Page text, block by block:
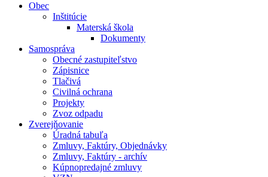
Obec
Inštitúcie
Materská škola
Dokumenty
Samospráva
Obecné zastupiteľstvo
Zápisnice
Tlačivá
Civilná ochrana
Projekty
Zvoz odpadu
Zverejňovanie
Úradná tabuľa
Zmluvy, Faktúry, Objednávky
Zmluvy, Faktúry - archív
Kúpnopredajné zmluvy